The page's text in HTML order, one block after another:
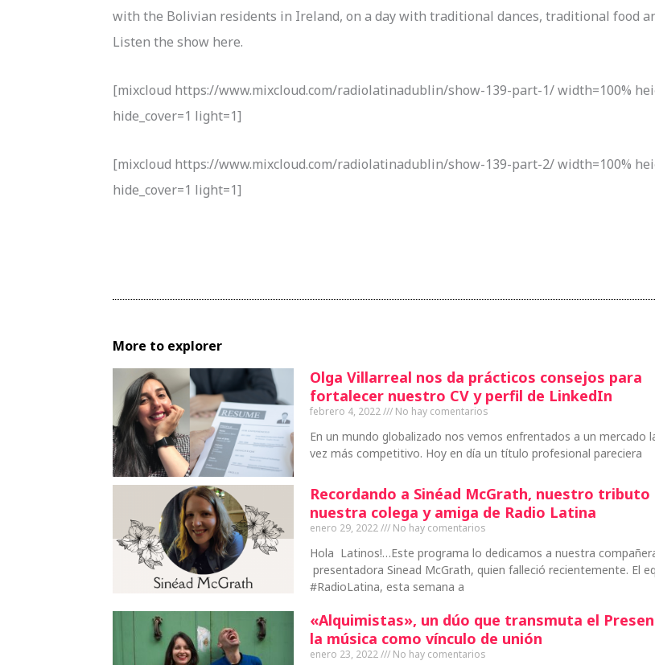
with the Bolivian residents in Ireland, on a day with traditional dances, traditional food
Listen the show here.
[mixcloud https://www.mixcloud.com/radiolatinadublin/show-139-part-1/ width=100%
hide_cover=1 light=1]
[mixcloud https://www.mixcloud.com/radiolatinadublin/show-139-part-2/ width=100%
hide_cover=1 light=1]
More to explorer
Olga Villarreal nos da prácticos consejos para
fortalecer nuestro CV y perfil de LinkedIn
febrero 4, 2022 No hay comentarios
En un mundo globalizado nos vemos enfrentados a un mercado
vez más competitivo. Hoy en día un título profesional pareciera
Recordando a Sinéad McGrath, nuestro tributo
nuestra colega y amiga de Radio Latina
enero 29, 2022 No hay comentarios
Hola Latinos!…Este programa lo dedicamos a nuestra
presentadora Sinead McGrath, quien falleció recientemente. El
#RadioLatina, esta semana a
«Alquimistas», un dúo que transmuta el
la música como vínculo de unión
enero 23, 2022 No hay comentarios